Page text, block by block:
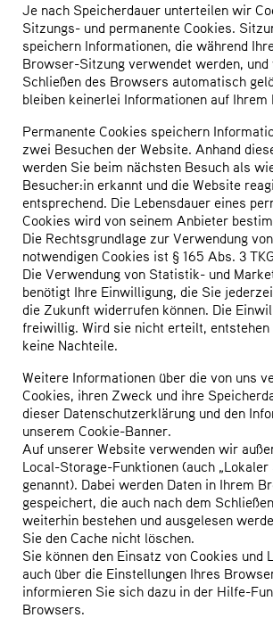
Je nach Speicherdauer unterteilen wir
Sitzungs- und permanente Cookies.
speichern Informationen, die während
Browser-Sitzung verwendet werden, und
Schließen des Browsers automatisch
bleiben keinerlei Informationen auf Ihrem
Permanente Cookies speichern
zwei Besuchen der Website. Anhand
werden Sie beim nächsten Besuch als
Besucher:in erkannt und die Website
entsprechend. Die Lebensdauer eines
Cookies wird von seinem Anbieter
Die Rechtsgrundlage zur Verwendung
notwendigen Cookies ist § 165 Abs. 3
Die Verwendung von Statistik- und
benötigt Ihre Einwilligung, die Sie
die Zukunft widerrufen können. Die
freiwillig. Wird sie nicht erteilt, entstehen
keine Nachteile.
Weitere Informationen über die von uns
Cookies, ihren Zweck und ihre
dieser Datenschutzerklärung und den
unserem Cookie-Banner.
Auf unserer Website verwenden wir
Local-Storage-Funktionen (auch „Lokaler
genannt). Dabei werden Daten in Ihrem
gespeichert, die auch nach dem
weiterhin bestehen und ausgelesen
Sie den Cache nicht löschen.
Sie können den Einsatz von Cookies und
auch über die Einstellungen Ihres
informieren Sie sich dazu in der Hilfe-
Browsers.